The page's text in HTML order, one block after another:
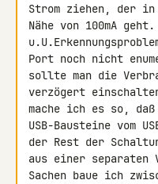
Strom ziehen, der
Nähe von 100mA
Port noch nicht
sollte man die
verzögert
mache ich es so,
USB-Bausteine vom
der Rest der
aus einer separaten
Sachen baue ich